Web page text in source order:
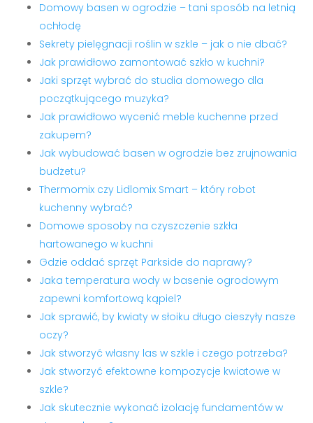
Domowy basen w ogrodzie – tani sposób na letnią
ochłodę
Sekrety pielęgnacji roślin w szkle – jak o nie dbać?
Jak prawidłowo zamontować szkło w kuchni?
Jaki sprzęt wybrać do studia domowego dla
początkującego muzyka?
Jak prawidłowo wycenić meble kuchenne przed
zakupem?
Jak wybudować basen w ogrodzie bez zrujnowania
budżetu?
Thermomix czy Lidlomix Smart – który robot
kuchenny wybrać?
Domowe sposoby na czyszczenie szkła
hartowanego w kuchni
Gdzie oddać sprzęt Parkside do naprawy?
Jaka temperatura wody w basenie ogrodowym
zapewni komfortową kąpiel?
Jak sprawić, by kwiaty w słoiku długo cieszyły nasze
oczy?
Jak stworzyć własny las w szkle i czego potrzeba?
Jak stworzyć efektowne kompozycje kwiatowe w
szkle?
Jak skutecznie wykonać izolację fundamentów w